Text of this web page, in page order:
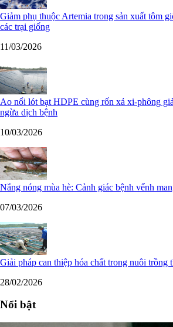
Giảm phụ thuộc Artemia trong sản xuất tôm
các trại giống
11/03/2026
Ao nổi lót bạt HDPE cùng rốn xả xi-phông
ngừa dịch bệnh
10/03/2026
Nắng nóng mùa hè: Cảnh giác bệnh vểnh
07/03/2026
Giải pháp can thiệp hóa chất trong nuôi trồng
28/02/2026
Nổi bật